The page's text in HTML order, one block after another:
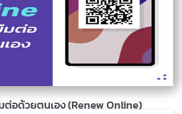
ายน 2567 เวลา 14.00 - 15.30 น.
หมายเหตุ: ผู้เข้ารับการอบรมจะได้รับใบ
และทำแบบประเมินเสร็จสิ้น
11.19 น. อ่านเพิ่มเติม
ต่อด้วยตนเอง (Renew Online)